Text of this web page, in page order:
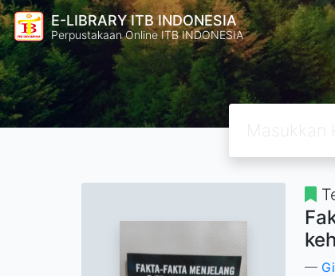
E-LIBRARY ITB INDONESIA
Perpustakaan Online ITB INDONESIA